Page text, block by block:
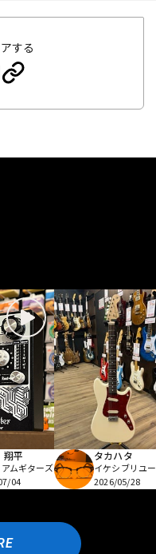
する
平
ムギターズ
04
タカハタ
イケシブリユ
2026/05/28